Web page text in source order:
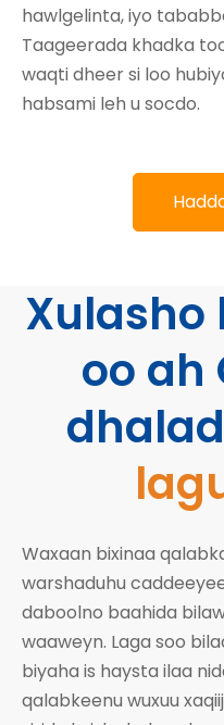
hawlgelinta, iyo
Taageerada khadka
waqti dheer si loo
habsami leh u socdo.
oo ah
Waxaan bixinaa
warshaduhu
daboolno baahida
waaweyn. Laga soo
biyaha is haysta ilaa
qalabkeenu wuxuu